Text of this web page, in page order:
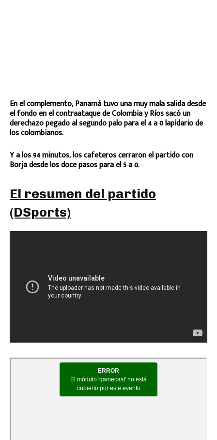
En el complemento, Panamá tuvo una muy mala salida desde
el fondo en el contraataque de Colombia y Ríos sacó un
derechazo pegado al segundo palo para el 4 a 0 lapidario de
los colombianos.
Y a los 94 minutos, los cafeteros cerraron el partido con
Borja desde los doce pasos para el 5 a 0.
El resumen del partido
(DSports)